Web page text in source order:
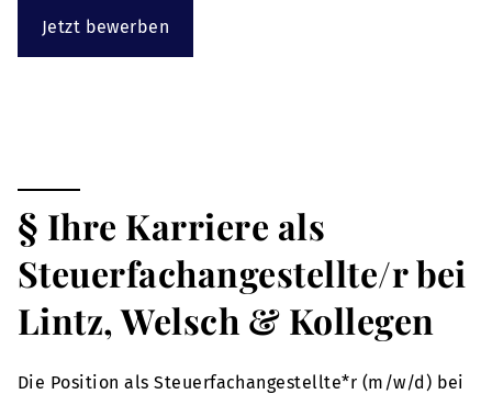
Jetzt bewerben
§ Ihre Karriere als
Steuerfachangestellte/r bei
Lintz, Welsch & Kollegen
Die Position als Steuerfachangestellte*r (m/w/d) bei